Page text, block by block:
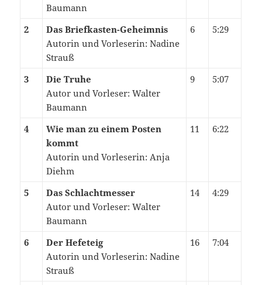
Baumann
2
Das Briefkasten-Geheimnis
Autorin und Vorleserin: Nadine
Strauß
6 5:29
3
Die Truhe
Autor und Vorleser: Walter
Baumann
9 5:07
4
Wie man zu einem Posten
kommt
Autorin und Vorleserin: Anja
Diehm
11 6:22
5
Das Schlachtmesser
Autor und Vorleser: Walter
Baumann
14 4:29
6
Der Hefeteig
Autorin und Vorleserin: Nadine
Strauß
16 7:04